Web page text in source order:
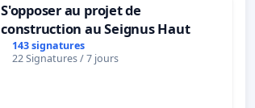
S'opposer au projet de
construction au Seignus Haut
143 signatures
22 Signatures / 7 jours